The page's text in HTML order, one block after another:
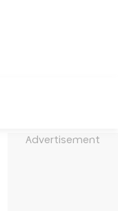
Advertisement